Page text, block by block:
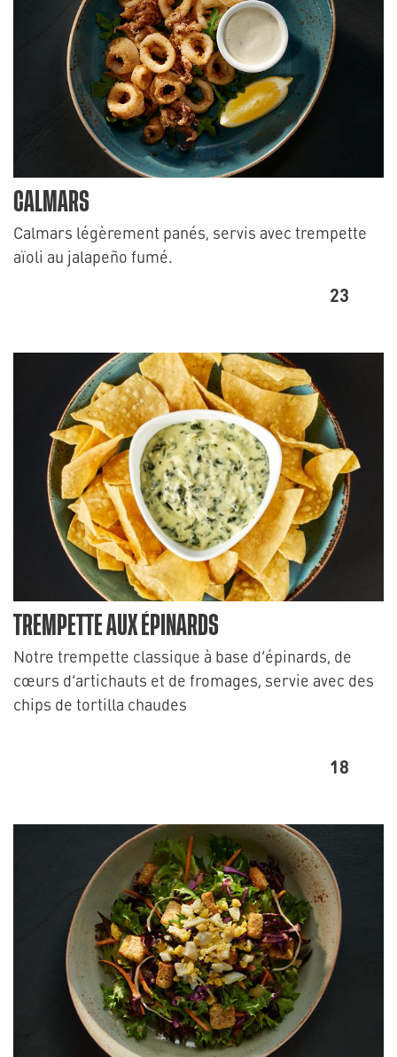
CALMARS
Calmars légèrement panés, servis avec trempette
aïoli au jalapeño fumé.
23
TREMPETTE AUX ÉPINARDS
Notre trempette classique à base d’épinards, de
cœurs d’artichauts et de fromages, servie avec des
chips de tortilla chaudes
18